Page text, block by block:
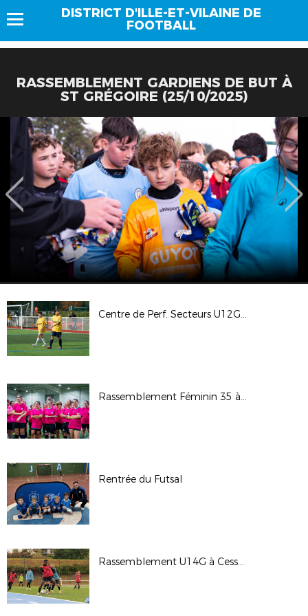
DISTRICT D'ILLE-ET-VILAINE DE
FOOTBALL
RASSEMBLEMENT GARDIENS DE BUT À
ST GRÉGOIRE (25/10/2025)
Centre de Perf. Secteurs U12G U13F à Romillé (24/10/2025)
Rassemblement Féminin 35 à Cap Malo (19/10/2025)
Rentrée du Futsal
Rassemblement U14G à Cesson-Sévigné (10/09/2025)